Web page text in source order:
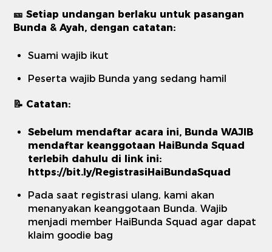
🎫 Setiap undangan berlaku untuk pasangan
Bunda & Ayah, dengan catatan:
Suami wajib ikut
Peserta wajib Bunda yang sedang hamil
📝 Catatan:
Sebelum mendaftar acara ini, Bunda WAJIB
mendaftar keanggotaan HaiBunda Squad
terlebih dahulu di link ini:
https://bit.ly/RegistrasiHaiBundaSquad
Pada saat registrasi ulang, kami akan
menanyakan keanggotaan Bunda. Wajib
menjadi member HaiBunda Squad agar dapat
klaim goodie bag